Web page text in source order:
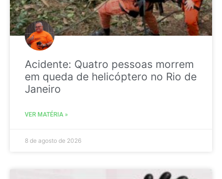
Acidente: Quatro pessoas morrem
em queda de helicóptero no Rio de
Janeiro
VER MATÉRIA »
8 de agosto de 2026